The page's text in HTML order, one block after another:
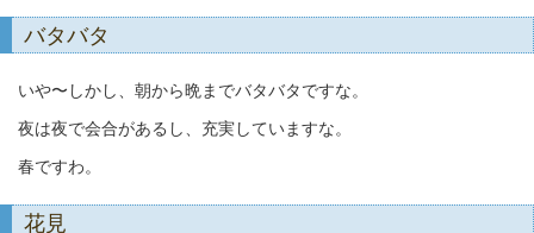
バタバタ
いや〜しかし、朝から晩までバタバタですな。
夜は夜で会合があるし、充実していますな。
春ですわ。
花見